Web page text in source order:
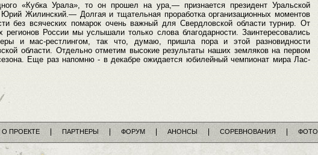
«Кубка Урала», то он прошел на ура,— признается президент Уральской
Жилинский.— Долгая и тщательная проработка организационных моментов
без всяческих помарок очень важный для Свердловской области турнир. От
регионов России мы услышали только слова благодарности. Заинтересовались
и мас-рестлингом, так что, думаю, пришла пора и этой разновидности
области. Отдельно отметим высокие результаты наших земляков на первом
Еще раз напомню - в декабре ожидается юбилейный чемпионат мира Лас-
О ПРОЕКТЕ ПАРТНЕРЫ ФОРУМ АНОНСЫ СОРЕВНОВАНИЯ ФОТО